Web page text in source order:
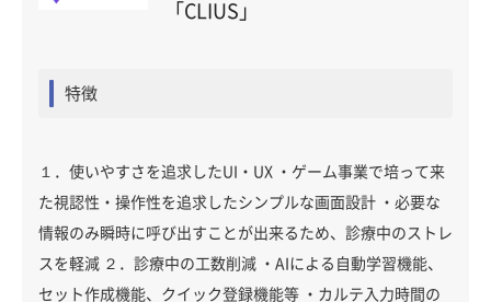
「CLIUS」
特徴
１．使いやすさを追求したUI・UX ・ゲーム事業で培って来
た視認性・操作性を追求したシンプルな画面設計 ・必要な
情報のみ瞬時に呼び出すことが出来るため、診療中のストレ
スを軽減 ２．診療中の工数削減 ・AIによる自動学習機能、
セット作成機能、クイック登録機能等 ・カルテ入力時間の